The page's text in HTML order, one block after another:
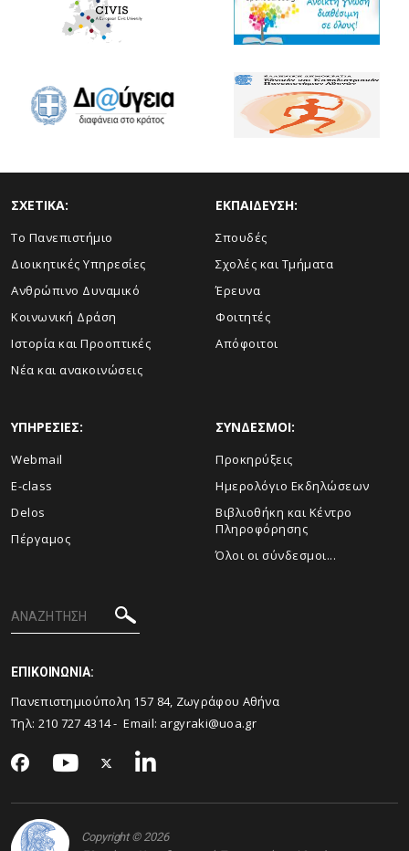
ΣΧΕΤΙΚΑ:
Το Πανεπιστήμιο
Διοικητικές Υπηρεσίες
Ανθρώπινο Δυναμικό
Κοινωνική Δράση
Ιστορία και Προοπτικές
Νέα και ανακοινώσεις
ΕΚΠΑΙΔΕΥΣΗ:
Σπουδές
Σχολές και Τμήματα
Έρευνα
Φοιτητές
Απόφοιτοι
ΥΠΗΡΕΣΙΕΣ:
Webmail
E-class
Delos
Πέργαμος
ΣΥΝΔΕΣΜΟΙ:
Προκηρύξεις
Ημερολόγιο Εκδηλώσεων
Βιβλιοθήκη και Κέντρο
Πληροφόρησης
Όλοι οι σύνδεσμοι...
ΕΠΙΚΟΙΝΩΝΙΑ:
Πανεπιστημιούπολη 157 84, Ζωγράφου Αθήνα
Τηλ: 210 727 4314 - Email: argyraki@uoa.gr
Copyright © 2026